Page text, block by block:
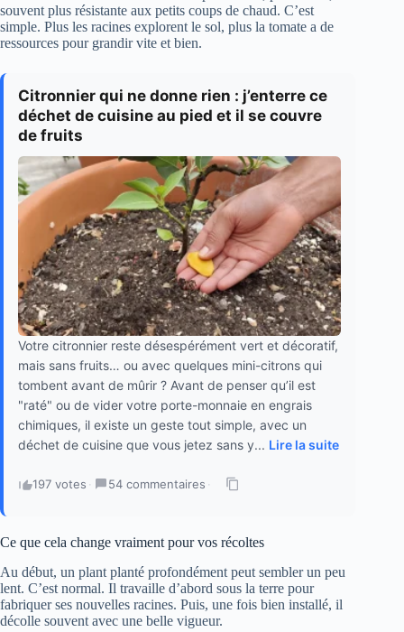
souvent plus résistante aux petits coups de chaud. C’est
simple. Plus les racines explorent le sol, plus la tomate a de
ressources pour grandir vite et bien.
Citronnier qui ne donne rien : j’enterre ce
déchet de cuisine au pied et il se couvre
de fruits
Votre citronnier reste désespérément vert et décoratif,
mais sans fruits… ou avec quelques mini-citrons qui
tombent avant de mûrir ? Avant de penser qu’il est
"raté" ou de vider votre porte-monnaie en engrais
chimiques, il existe un geste tout simple, avec un
déchet de cuisine que vous jetez sans y... Lire la suite
197 votes · 54 commentaires ·
Ce que cela change vraiment pour vos récoltes
Au début, un plant planté profondément peut sembler un peu
lent. C’est normal. Il travaille d’abord sous la terre pour
fabriquer ses nouvelles racines. Puis, une fois bien installé, il
décolle souvent avec une belle vigueur.